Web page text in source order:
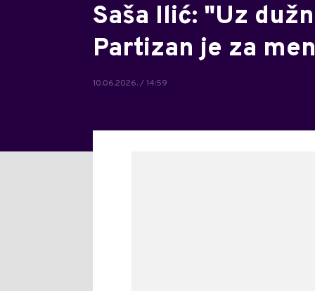
Saša Ilić: "Uz
Partizan je za
10.06.2026. / 14:59